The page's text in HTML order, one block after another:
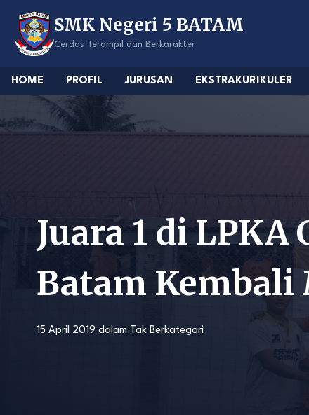
content
SMK Negeri 5 BATAM
Cerdas Terampil dan Berkarakter
HOME PROFIL JURUSAN EKSTRAKURIKULER
Juara 1 di
Batam Kembali
15 April 2019 dalam Tak Berkategori